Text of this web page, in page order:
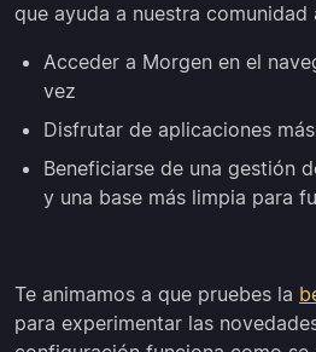
que ayuda a nuestra comunidad
Acceder a Morgen en el
vez
Disfrutar de aplicaciones
Beneficiarse de una gestión
y una base más limpia para
Te animamos a que pruebes la
para experimentar las